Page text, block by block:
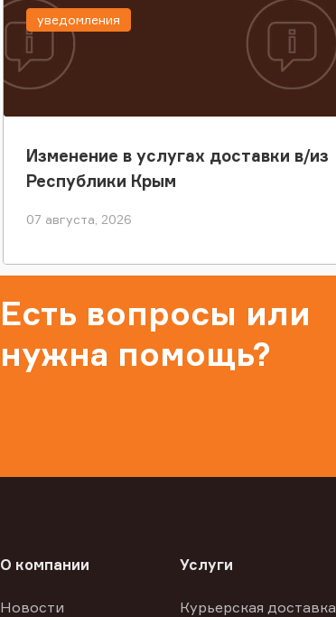
Изменение в услугах доставки в/из
Республики Крым
07 августа, 2026
уведомления
Есть вопросы или
нужна помощь?
О компании
Новости
Услуги
Курьерская доставка